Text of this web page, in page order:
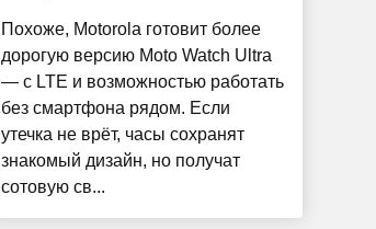
Похоже, Motorola готовит более
дорогую версию Moto Watch Ultra
— с LTE и возможностью работать
без смартфона рядом. Если
утечка не врёт, часы сохранят
знакомый дизайн, но получат
сотовую св...